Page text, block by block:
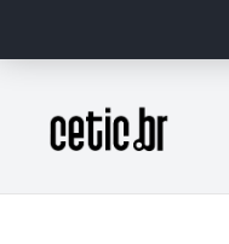
Página inicial